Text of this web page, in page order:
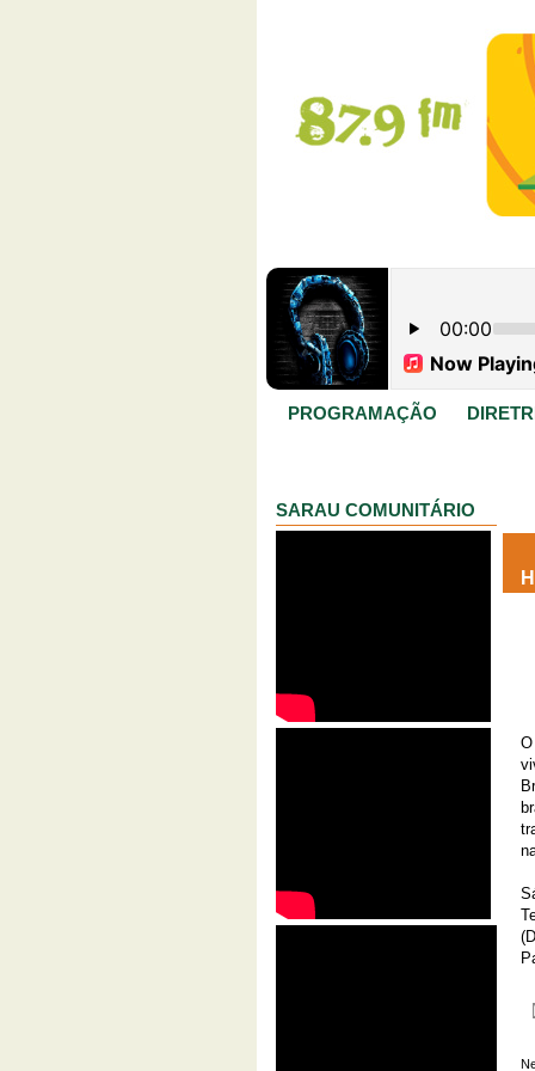
PROGRAMAÇÃO
SARAU COMUNITÁRIO